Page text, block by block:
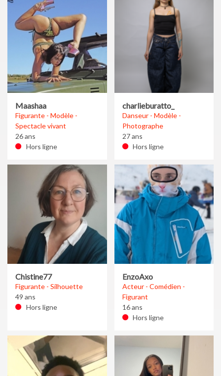
Maashaa
Figurante - Modèle -
Spectacle vivant
26 ans
Hors ligne
charlieburatto_
Danseur - Modèle -
Photographe
27 ans
Hors ligne
Chistine77
Figurante - Silhouette
49 ans
Hors ligne
EnzoAxo
Acteur - Comédien -
Figurant
16 ans
Hors ligne